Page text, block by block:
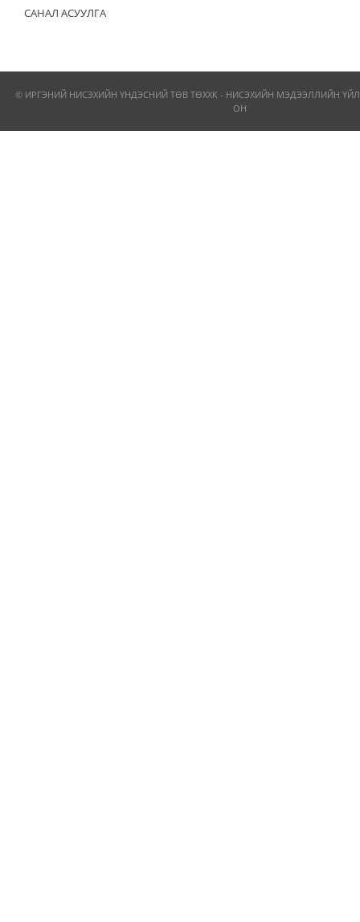
САНАЛ АСУУЛГА
© ИРГЭНИЙ НИСЭХИЙН ҮНДЭСНИЙ ТӨВ ТӨХХК - НИСЭХИЙН МЭДЭЭЛЛИЙН
ОН